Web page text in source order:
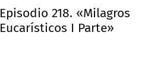
Episodio 218. «Milagros
Eucarísticos I Parte»